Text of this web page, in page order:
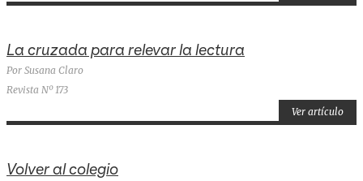
La cruzada para relevar la lectura
Por Susana Claro
Revista Nº 173
Ver artículo
Volver al colegio